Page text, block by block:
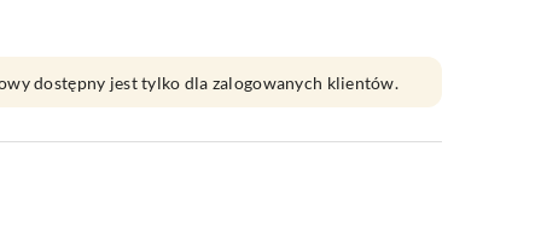
dostępny jest tylko dla zalogowanych klientów.